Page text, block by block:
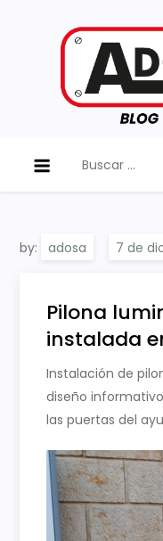
by: adosa
Pilona
instalada
Instalación de
diseño
las puertas del